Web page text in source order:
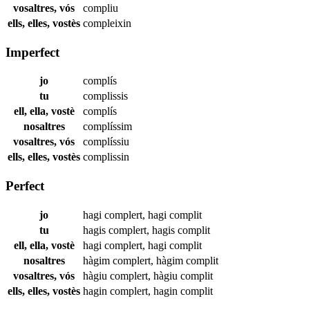
vosaltres, vós
compliu
ells, elles, vostès compleixin
Imperfect
jo
complís
tu
complissis
ell, ella, vostè
complís
nosaltres
complíssim
vosaltres, vós
complíssiu
ells, elles, vostès complissin
Perfect
jo hagi complert, hagi complit
tu
hagis complert, hagis complit
ell, ella, vostè
hagi complert, hagi complit
nosaltres
hàgim complert, hàgim complit
vosaltres, vós
hàgiu complert, hàgiu complit
ells, elles, vostès hagin complert, hagin complit